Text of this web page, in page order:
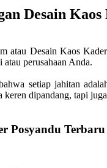
Desain
atau Desain Kaos
atau perusahaan Anda.
setiap jahitan
dipandang, tapi
Posyandu